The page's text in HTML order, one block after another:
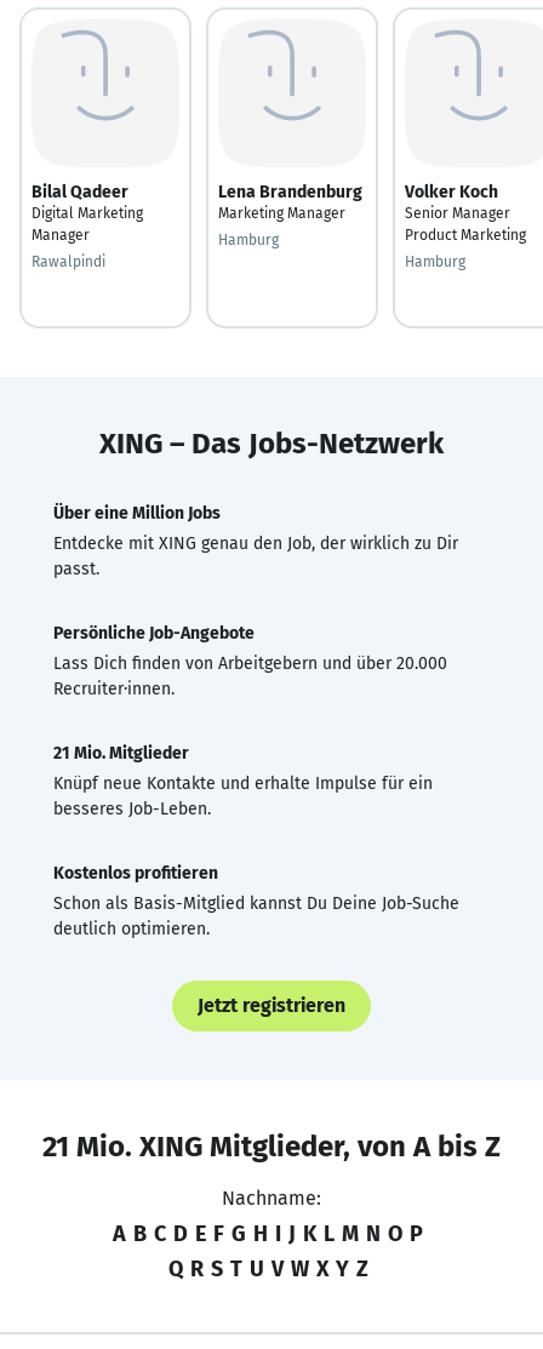
Bilal Qadeer
Digital Marketing
Manager
Rawalpindi
Lena Brandenburg
Marketing Manager
Hamburg
Volker Koch
Senior Manager
Product Marketing
Hamburg
XING – Das Jobs-Netzwerk
Über eine Million Jobs
Entdecke mit XING genau den Job, der wirklich zu Dir
passt.
Persönliche Job-Angebote
Lass Dich finden von Arbeitgebern und über 20.000
Recruiter·innen.
21 Mio. Mitglieder
Knüpf neue Kontakte und erhalte Impulse für ein
besseres Job-Leben.
Kostenlos profitieren
Schon als Basis-Mitglied kannst Du Deine Job-Suche
deutlich optimieren.
Jetzt registrieren
21 Mio. XING Mitglieder, von A bis Z
Nachname:
A B C D E F G H I J K L M N O P
Q R S T U V W X Y Z